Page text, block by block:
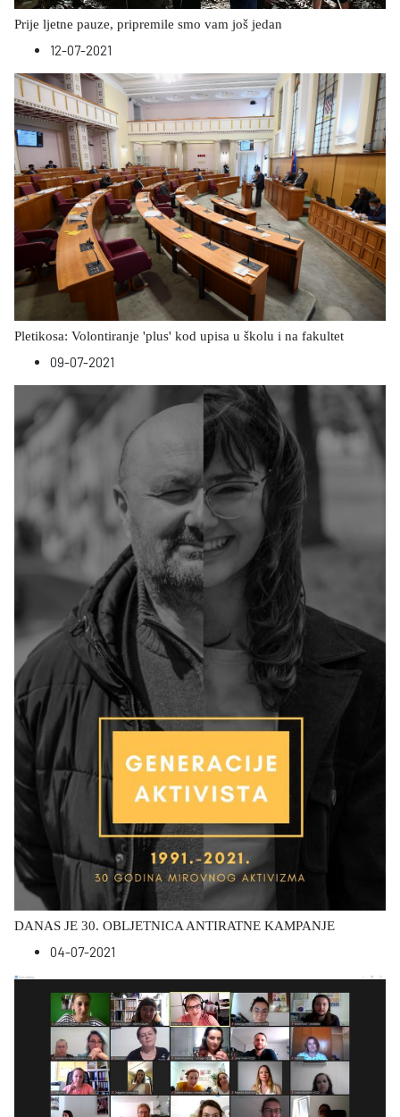
Prije ljetne pauze, pripremile smo vam još jedan
12-07-2021
Pletikosa: Volontiranje 'plus' kod upisa u školu i na fakultet
09-07-2021
DANAS JE 30. OBLJETNICA ANTIRATNE KAMPANJE
04-07-2021